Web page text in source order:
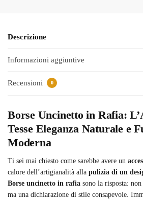
Descrizione
Informazioni aggiuntive
Recensioni 0
Borse Uncinetto in Rafia:
Tesse Eleganza Naturale e
Moderna
Ti sei mai chiesto come sarebbe avere un
calore dell’artigianalità alla pulizia di un
Borse uncinetto in rafia sono la risposta:
ma una dichiarazione di stile consapevole.